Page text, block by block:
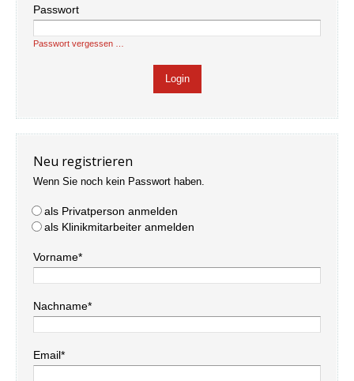
Passwort
Passwort vergessen …
Neu registrieren
Wenn Sie noch kein Passwort haben.
als Privatperson anmelden
als Klinikmitarbeiter anmelden
Vorname*
Nachname*
Email*